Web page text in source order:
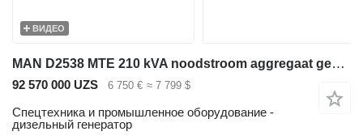
ВИДЕО
MAN D2538 MTE 210 kVA noodstroom aggregaat generatorset
92 570 000 UZS 6 750 € ≈ 7 799 $
Спецтехника и промышленное оборудование -
дизельный генератор